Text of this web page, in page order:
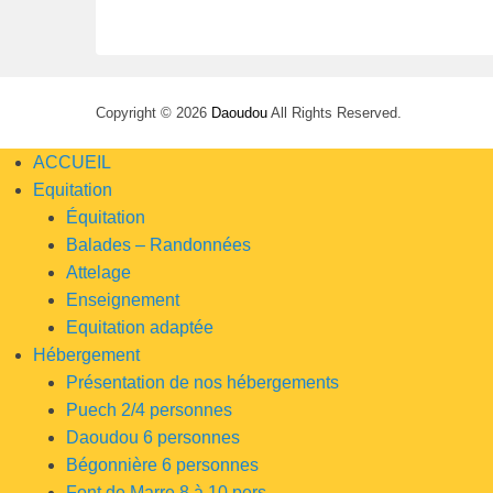
Copyright © 2026 Daoudou All Rights Reserved.
ACCUEIL
Equitation
Équitation
Balades – Randonnées
Attelage
Enseignement
Equitation adaptée
Hébergement
Présentation de nos hébergements
Puech 2/4 personnes
Daoudou 6 personnes
Bégonnière 6 personnes